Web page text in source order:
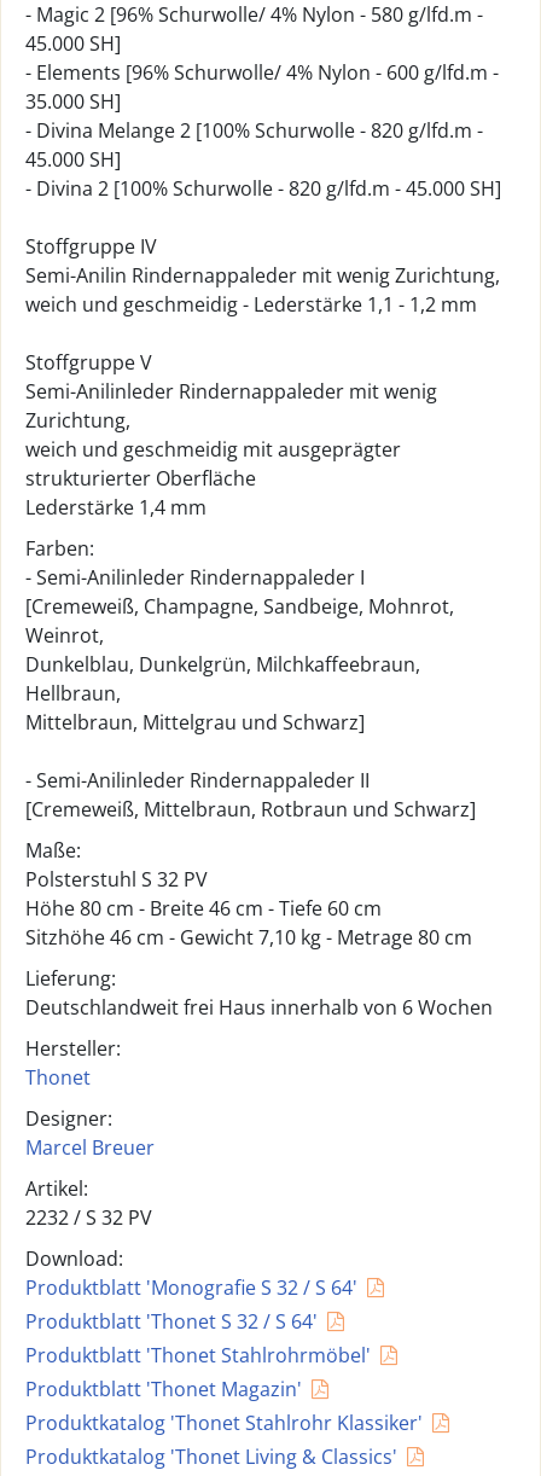
- Magic 2 [96% Schurwolle/ 4% Nylon - 580 g/lfd.m -
45.000 SH]
- Elements [96% Schurwolle/ 4% Nylon - 600 g/lfd.m -
35.000 SH]
- Divina Melange 2 [100% Schurwolle - 820 g/lfd.m -
45.000 SH]
- Divina 2 [100% Schurwolle - 820 g/lfd.m - 45.000 SH]
Stoffgruppe IV
Semi-Anilin Rindernappaleder mit wenig Zurichtung,
weich und geschmeidig - Lederstärke 1,1 - 1,2 mm
Stoffgruppe V
Semi-Anilinleder Rindernappaleder mit wenig
Zurichtung,
weich und geschmeidig mit ausgeprägter
strukturierter Oberfläche
Lederstärke 1,4 mm
Farben:
- Semi-Anilinleder Rindernappaleder I
[Cremeweiß, Champagne, Sandbeige, Mohnrot,
Weinrot,
Dunkelblau, Dunkelgrün, Milchkaffeebraun,
Hellbraun,
Mittelbraun, Mittelgrau und Schwarz]
- Semi-Anilinleder Rindernappaleder II
[Cremeweiß, Mittelbraun, Rotbraun und Schwarz]
Maße:
Polsterstuhl S 32 PV
Höhe 80 cm - Breite 46 cm - Tiefe 60 cm
Sitzhöhe 46 cm - Gewicht 7,10 kg - Metrage 80 cm
Lieferung:
Deutschlandweit frei Haus innerhalb von 6 Wochen
Hersteller:
Thonet
Designer:
Marcel Breuer
Artikel:
2232 /S 32 PV
Download:
Produktblatt 'Monografie S 32 / S 64'
Produktblatt 'Thonet S 32 / S 64'
Produktblatt 'Thonet Stahlrohrmöbel'
Produktblatt 'Thonet Magazin'
Produktkatalog 'Thonet Stahlrohr Klassiker'
Produktkatalog 'Thonet Living & Classics'